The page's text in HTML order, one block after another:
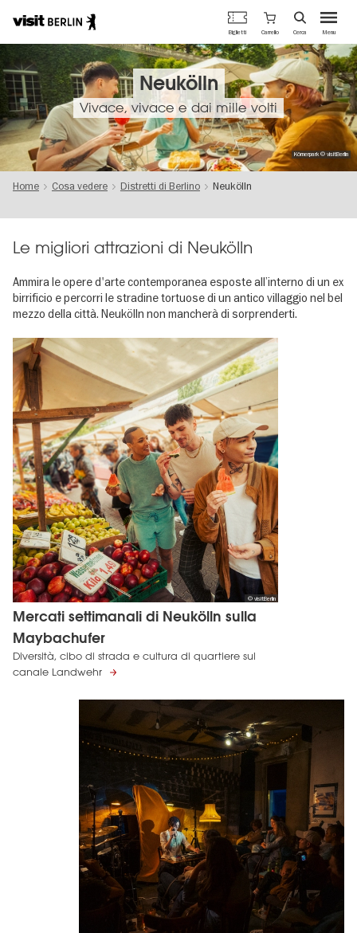
contenuto
principale
Portale
ufficiale
del
turismo
di
Berlino
Menu
Biglietti Carrello Cerca
Neukölln
Vivace, vivace e dai mille volti
Körnerpark © visitBerlin
Home Cosa vedere Distretti di Berlino Neukölln
Le migliori attrazioni di Neukölln
Ammira le opere d'arte contemporanea esposte all’interno di un ex
birrificio e percorri le stradine tortuose di un antico villaggio nel bel
mezzo della città. Neukölln non mancherà di sorprenderti.
© visitBerlin
Mercati settimanali di Neukölln sulla
Maybachufer
Diversità, cibo di strada e cultura di quartiere sul
canale Landwehr